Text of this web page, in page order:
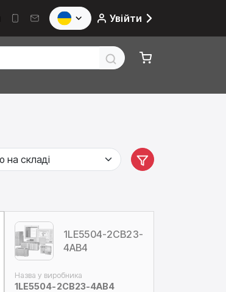
Увійти
1LE5504-2CB23-
4AB4
Назва у виробника
1LE5504-2CB23-4AB4